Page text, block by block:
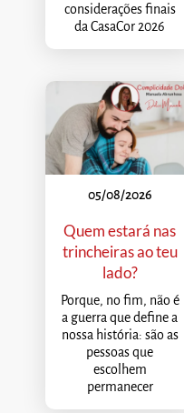
considerações finais
da CasaCor 2026
05/08/2026
Quem estará nas
trincheiras ao teu
lado?
Porque, no fim, não é
a guerra que define a
nossa história: são as
pessoas que
escolhem
permanecer